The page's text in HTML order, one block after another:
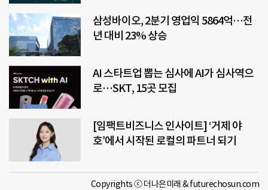
삼성바이오, 2분기 영업익 5864억…전
년 대비 23% 상승
AI 스타트업 뽑는 심사에 AI가 심사역으
로…SKT, 15곳 모집
[임팩트비즈니스 인사이트] ‘거제 야
호’에서 시작된 로컬의 파트너 되기
Copyrights ⓒ 더나은미래 & futurechosun.com